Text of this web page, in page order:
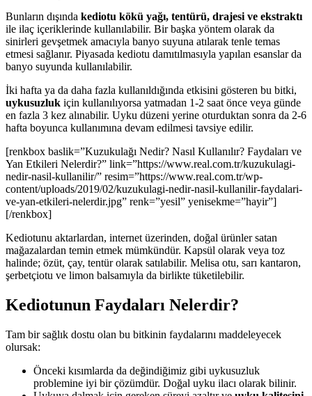
Bunların dışında kediotu kökü yağı, tentürü, drajesi ve ekstraktı
ile ilaç içeriklerinde kullanılabilir. Bir başka yöntem olarak da
sinirleri gevşetmek amacıyla banyo suyuna atılarak tenle temas
etmesi sağlanır. Piyasada kediotu damıtılmasıyla yapılan esanslar da
banyo suyunda kullanılabilir.
İki hafta ya da daha fazla kullanıldığında etkisini gösteren bu bitki,
uykusuzluk için kullanılıyorsa yatmadan 1-2 saat önce veya günde
en fazla 3 kez alınabilir. Uyku düzeni yerine oturduktan sonra da 2-6
hafta boyunca kullanımına devam edilmesi tavsiye edilir.
[renkbox baslik=”Kuzukulağı Nedir? Nasıl Kullanılır? Faydaları ve
Yan Etkileri Nelerdir?” link=”https://www.real.com.tr/kuzukulagi-
nedir-nasil-kullanilir/” resim=”https://www.real.com.tr/wp-
content/uploads/2019/02/kuzukulagi-nedir-nasil-kullanilir-faydalari-
ve-yan-etkileri-nelerdir.jpg” renk=”yesil” yenisekme=”hayir”]
[/renkbox]
Kediotunu aktarlardan, internet üzerinden, doğal ürünler satan
mağazalardan temin etmek mümkündür. Kapsül olarak veya toz
halinde; özüt, çay, tentür olarak satılabilir. Melisa otu, sarı kantaron,
şerbetçiotu ve limon balsamıyla da birlikte tüketilebilir.
Kediotunun Faydaları Nelerdir?
Tam bir sağlık dostu olan bu bitkinin faydalarını maddeleyecek
olursak:
Önceki kısımlarda da değindiğimiz gibi uykusuzluk
problemine iyi bir çözümdür. Doğal uyku ilacı olarak bilinir.